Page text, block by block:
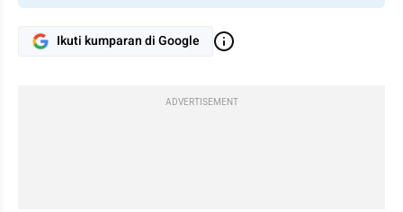
Ikuti kumparan di Google
ADVERTISEMENT